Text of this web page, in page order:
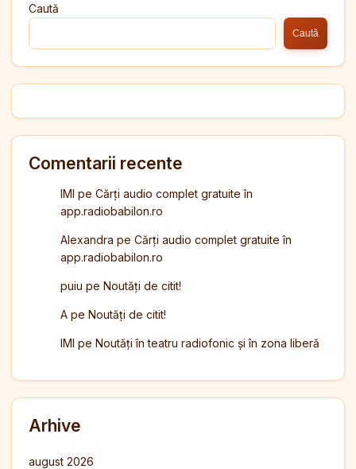
Caută
Caută
Comentarii recente
IMI pe Cărți audio complet gratuite în
app.radiobabilon.ro
Alexandra pe Cărți audio complet gratuite în
app.radiobabilon.ro
puiu pe Noutăți de citit!
A pe Noutăți de citit!
IMI pe Noutăți în teatru radiofonic și în zona liberă
Arhive
august 2026